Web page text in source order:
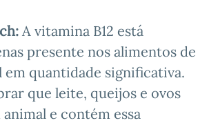
A vitamina B12 está
presente nos alimentos de
em quantidade significativa.
que leite, queijos e ovos
e contém essa